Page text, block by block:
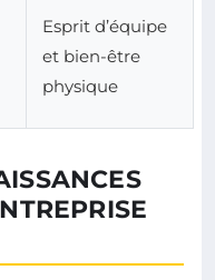
Esprit d’équipe
et bien-être
physique